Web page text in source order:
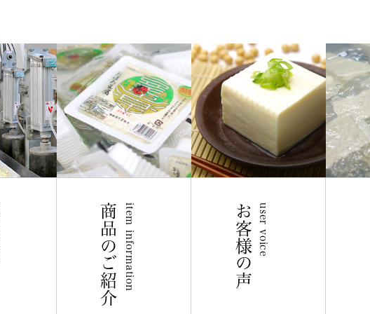
item information
商品のご紹介 user voice
お客様の声